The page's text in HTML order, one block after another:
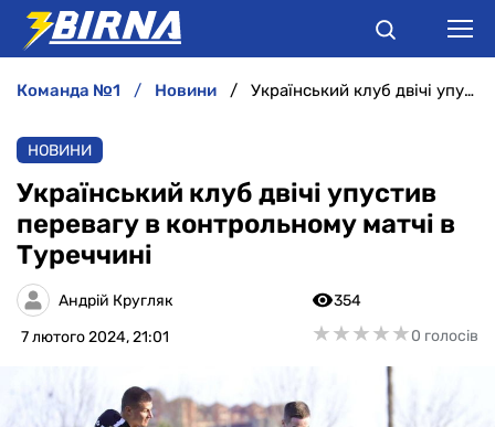
АНАЛІТИКА
ІНТЕРВ'Ю
РІЗНЕ
команда №1 новини Український клуб двічі упустив перевагу в контрольному матчі в Туреччині
НОВИНИ
Український клуб двічі упустив
перевагу в контрольному матчі в
Туреччині
Андрій Кругляк
7 лютого 2024, 21:01
354
★★★★★
★★★★★0 голосів